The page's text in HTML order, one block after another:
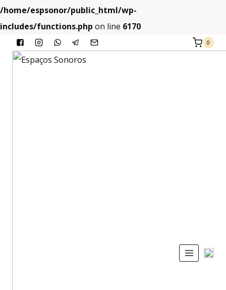
/home/espsonor/public_html/wp-
includes/functions.php on line 6170
0